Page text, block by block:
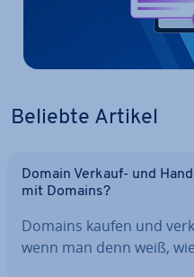
Beliebte Artikel
Domain Verkauf- und
mit Domains?
Domains kaufen und
wenn man denn weiß,